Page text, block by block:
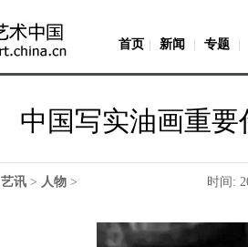
首页 新闻 专题
中国写实油画重
时间:
艺讯 > 人物 >